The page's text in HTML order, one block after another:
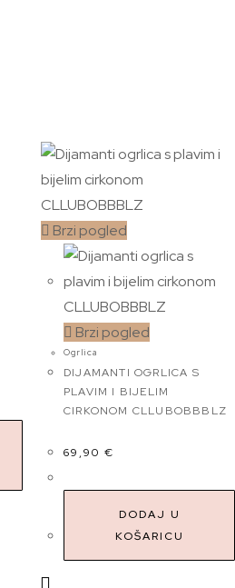
Brzi pogled
Brzi pogled
Ogrlica
DIJAMANTI OGRLICA S
PLAVIM I BIJELIM
CIRKONOM CLLUBOBBBLZ
69,90 €
DODAJ U
KOŠARICU